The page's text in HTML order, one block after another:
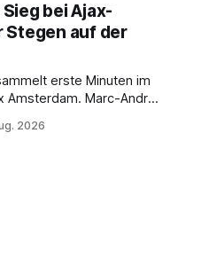
bei Ajax-
Stegen auf der
erste Minuten im
Amsterdam. Marc-André
2026